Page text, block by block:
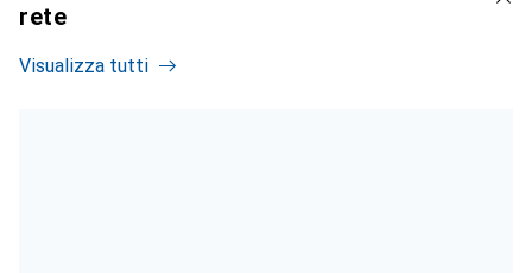
rete
Visualizza tutti